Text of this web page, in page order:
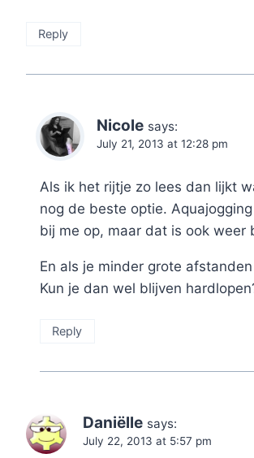
Reply
Nicole says:
July 21, 2013 at 12:28 pm
Als ik het rijtje zo lees dan lijkt
nog de beste optie.
bij me op, maar dat is ook weer
En als je minder grote
Kun je dan wel blijven
Reply
Daniëlle says:
July 22, 2013 at 5:57 pm